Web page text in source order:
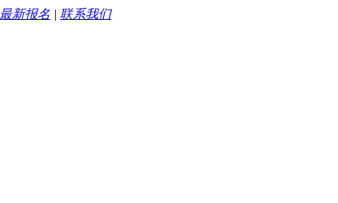
最新报名 | 联系我们